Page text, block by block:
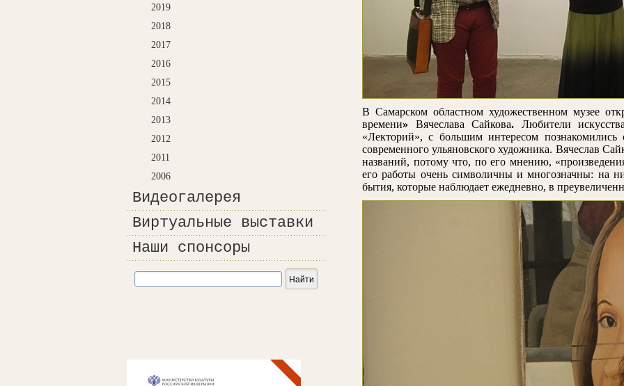
2019
2018
2017
2016
2015
2014
2013
2012
2011
2006
Видеогалерея
Виртуальные выставки
Наши спонсоры
В Самарском областном художественном музее
времени» Вячеслава Сайкова. Любители
«Лекторий», с большим интересом познакомились
современного ульяновского художника. Вячеслав
названий, потому что, по его мнению,
его работы очень символичны и многозначны: на
бытия, которые наблюдает ежедневно, в